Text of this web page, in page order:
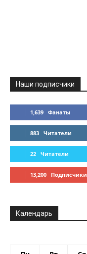
Наши подписчики
1,639 Фанаты
883 Читатели
22 Читатели
13,200 Подписчики
Календарь